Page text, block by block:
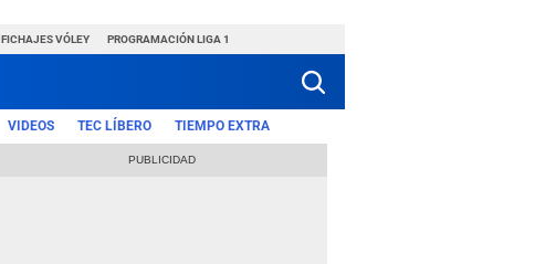
FICHAJES VÓLEY PROGRAMACIÓN LIGA 1
VIDEOS TEC LÍBERO TIEMPO EXTRA